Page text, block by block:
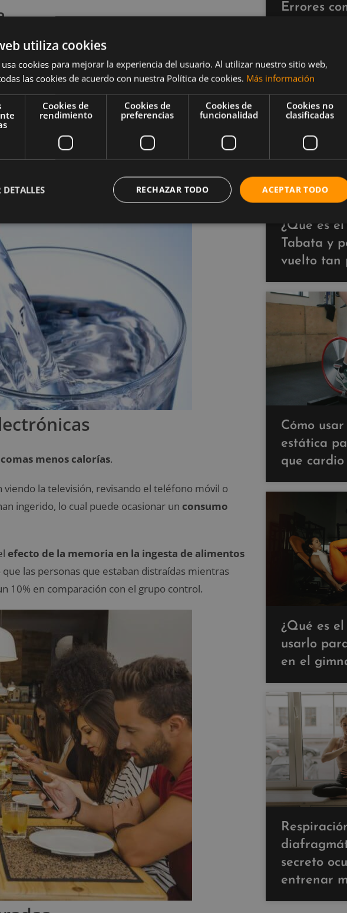
es una excelente forma de perder peso. Está
y disminuye la ingesta de calorías. Asimismo,el
de calorías, como gaseosas y jugos.
un grupo de personas que bebieron agua antes de
corporal en un 44% en comparación con el grupo
menos calorías.
la televisión, revisando el teléfono móvil o
ingerido, lo cual puede ocasionar un consumo
efecto de la memoria en la ingesta de alimentos
las personas que estaban distraídas mientras
10% en comparación con el grupo control.
Errores
hacer
resultados
¿Qué es
Tabata y
vuelto tan
Cómo
estática
que cardio
¿Qué es
usarlo
en el
secreto
entrenar
utiliza cookies
usa cookies para mejorar la experiencia del usuario. Al utilizar nuestro sitio web,
las cookies de acuerdo con nuestra Política de cookies. Más información
Cookies de
rendimiento
Cookies de
preferencias
Cookies de
funcionalidad
Cookies no
clasificadas
ACEPTAR TODO
RECHAZAR TODO